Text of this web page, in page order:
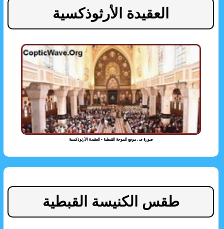
العقيدة الأرثوذكسية
صورة فى موقع الموجة القبطية - العقيدة الأرثوذكسية
طقس الكنيسة القبطية